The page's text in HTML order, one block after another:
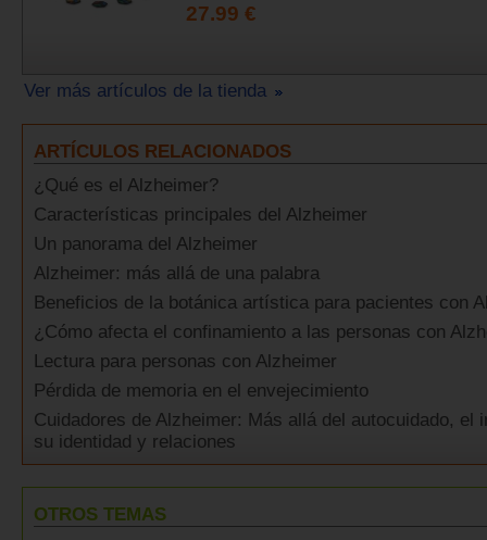
27.99 €
Ver más artículos de la tienda
ARTÍCULOS RELACIONADOS
¿Qué es el Alzheimer?
Características principales del Alzheimer
Un panorama del Alzheimer
Alzheimer: más allá de una palabra
Beneficios de la botánica artística para pacientes con
¿Cómo afecta el confinamiento a las personas con
Lectura para personas con Alzheimer
Pérdida de memoria en el envejecimiento
Cuidadores de Alzheimer: Más allá del autocuidado, el
su identidad y relaciones
OTROS TEMAS